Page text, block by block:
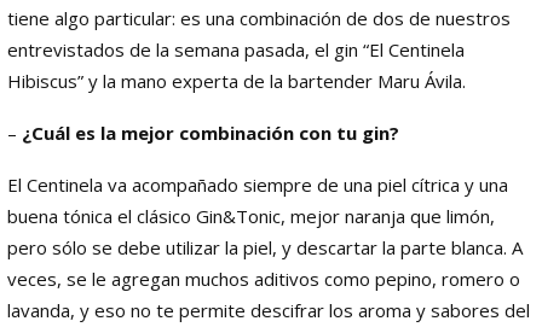
tiene algo particular: es una combinación de dos de nuestros
entrevistados de la semana pasada, el gin “El Centinela
Hibiscus” y la mano experta de la bartender Maru Ávila.
– ¿Cuál es la mejor combinación con tu gin?
El Centinela va acompañado siempre de una piel cítrica y una
buena tónica el clásico Gin&Tonic, mejor naranja que limón,
pero sólo se debe utilizar la piel, y descartar la parte blanca. A
veces, se le agregan muchos aditivos como pepino, romero o
lavanda, y eso no te permite descifrar los aroma y sabores del